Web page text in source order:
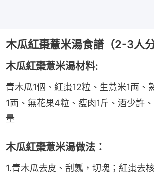
木瓜紅棗薏米湯食譜（2-3人分
木瓜紅棗薏米湯材料:
青木瓜1個、紅棗12粒、生薏米1両、
1両、無花果4粒、瘦肉1斤、酒少許
量
木瓜紅棗薏米湯做法：
1.青木瓜去皮、刮瓤，切塊；紅棗去核